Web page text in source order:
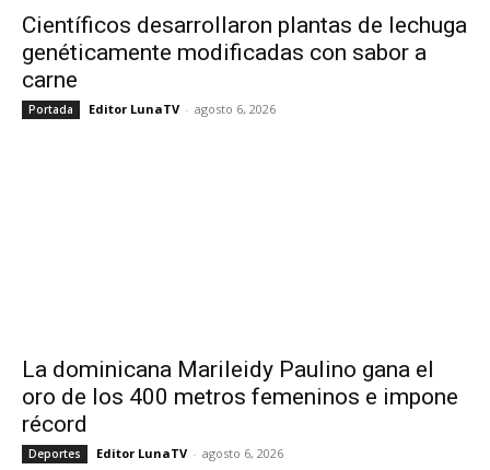
Científicos desarrollaron plantas de lechuga
genéticamente modificadas con sabor a
carne
Portada Editor LunaTV - agosto 6, 2026
La dominicana Marileidy Paulino gana el
oro de los 400 metros femeninos e impone
récord
Deportes Editor LunaTV - agosto 6, 2026